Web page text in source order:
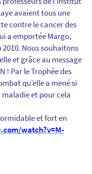
avaient tous une
contre le cancer des
Margo,
2010. Nous souhaitons
et grâce au message
! Par le Trophée des
qu’elle a mené si
et pour cela
et fort en
watch?v=M-